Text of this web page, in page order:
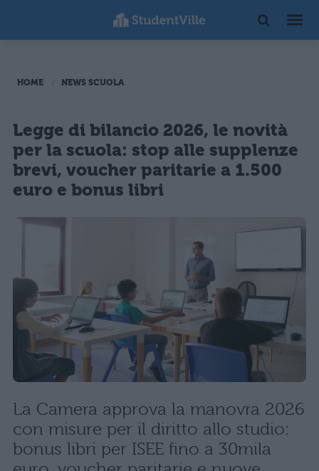
HOME NEWS SCUOLA
Legge di bilancio 2026, le novità
per la scuola: stop alle supplenze
brevi, voucher paritarie a 1.500
euro e bonus libri
La Camera approva la manovra 2026
con misure per il diritto allo studio:
bonus libri per ISEE fino a 30mila